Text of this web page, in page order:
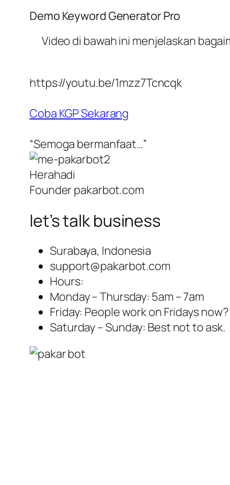
Demo Keyword Generator Pro
Video di bawah ini menjelaskan
https://youtu.be/1mzz7Tcncqk
Coba KGP Sekarang
“Semoga bermanfaat…”
Herahadi
Founder pakarbot.com
let’s talk business
Surabaya, Indonesia
support@pakarbot.com
Hours:
Monday – Thursday: 5am – 7am
Friday: People work on Fridays now?
Saturday – Sunday: Best not to ask.